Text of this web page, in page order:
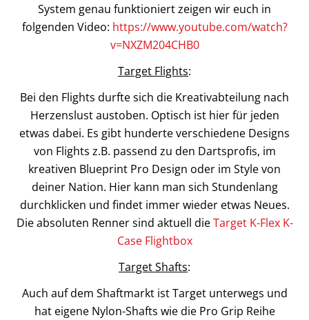
System genau funktioniert zeigen wir euch in
folgenden Video: https://www.youtube.com/watch?
v=NXZM204CHB0
Target Flights:
Bei den Flights durfte sich die Kreativabteilung nach
Herzenslust austoben. Optisch ist hier für jeden
etwas dabei. Es gibt hunderte verschiedene Designs
von Flights z.B. passend zu den Dartsprofis, im
kreativen Blueprint Pro Design oder im Style von
deiner Nation. Hier kann man sich Stundenlang
durchklicken und findet immer wieder etwas Neues.
Die absoluten Renner sind aktuell dieTarget K-Flex K-
Case Flightbox
Target Shafts:
Auch auf dem Shaftmarkt ist Target unterwegs und
hat eigene Nylon-Shafts wie die Pro Grip Reihe